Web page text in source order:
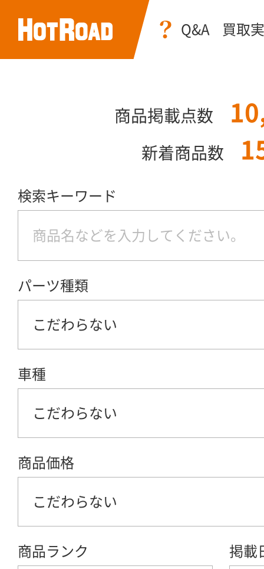
Q&A 買取
商品掲載点数
新着商品数
検索キーワード
パーツ種類
こだわらない
車種
こだわらない
商品価格
こだわらない
商品ランク 掲載